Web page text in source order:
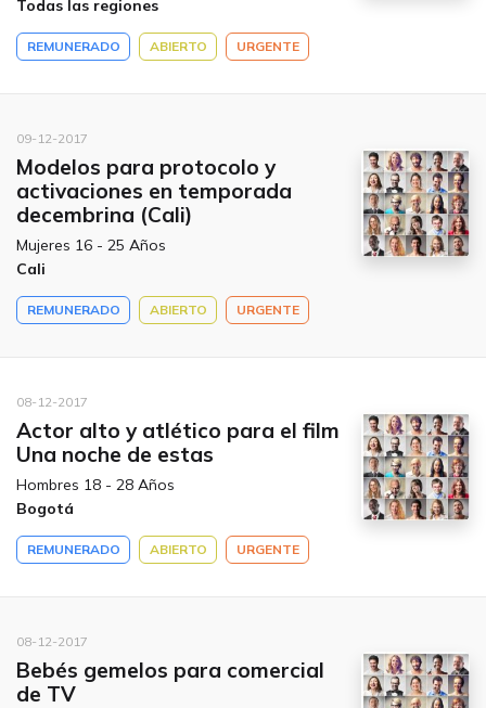
Todas las regiones
REMUNERADO ABIERTO URGENTE
09-12-2017
Modelos para protocolo y
activaciones en temporada
decembrina (Cali)
Mujeres 16 - 25 Años
Cali
REMUNERADO ABIERTO URGENTE
08-12-2017
Actor alto y atlético para el film
Una noche de estas
Hombres 18 - 28 Años
Bogotá
REMUNERADO ABIERTO URGENTE
08-12-2017
Bebés gemelos para comercial
de TV